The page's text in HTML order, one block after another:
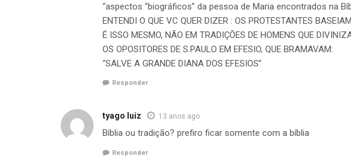
“aspectos “biográficos” da pessoa de Maria encontrados na
ENTENDI O QUE VC QUER DIZER : OS PROTESTANTES
É ISSO MESMO, NÃO EM TRADIÇÕES DE HOMENS QUE
OS OPOSITORES DE S.PAULO EM EFESIO, QUE BRAMAVAM:
“SALVE A GRANDE DIANA DOS EFESIOS”
Responder
tyago luiz 13 anos ago
Bíblia ou tradição? prefiro ficar somente com a bíblia
Responder